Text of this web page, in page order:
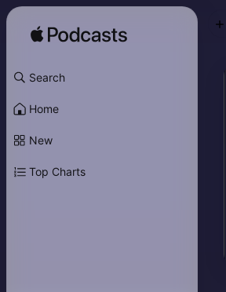
Search
Home
New
Top Charts